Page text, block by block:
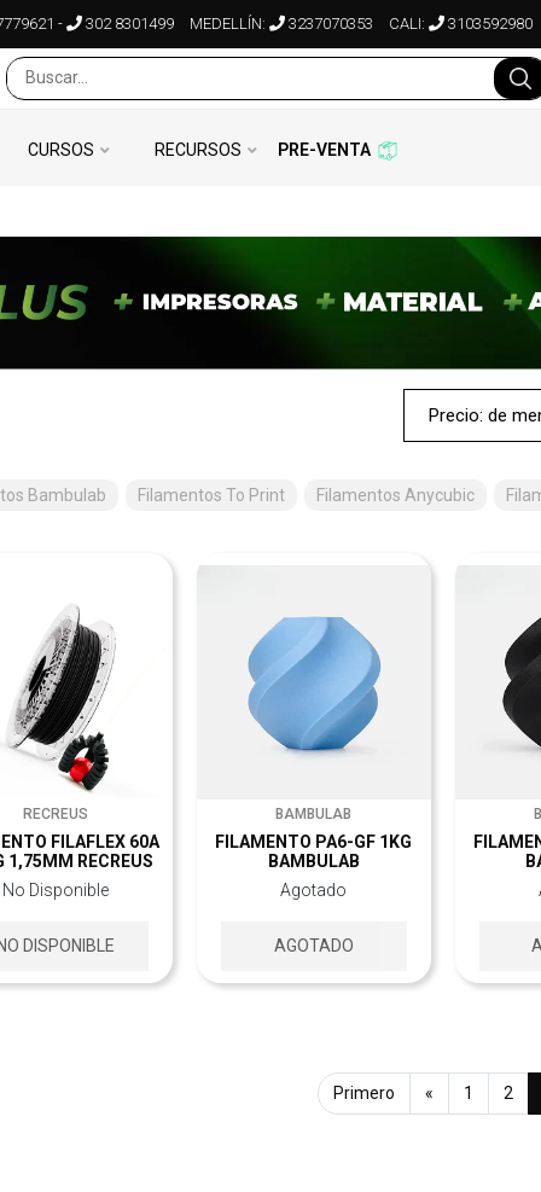
- 302 8301499 MEDELLÍN: 3237070353 CALI: 3103592980
CURSOS RECURSOS PRE-VENTA
Bambulab Filamentos To Print Filamentos Anycubic
RECREUS
FILAFLEX 60A
1,75MM RECREUS
No Disponible
DISPONIBLE
BAMBULAB
FILAMENTO PA6-GF 1KG
BAMBULAB
Agotado
AGOTADO
Primero « 1 2